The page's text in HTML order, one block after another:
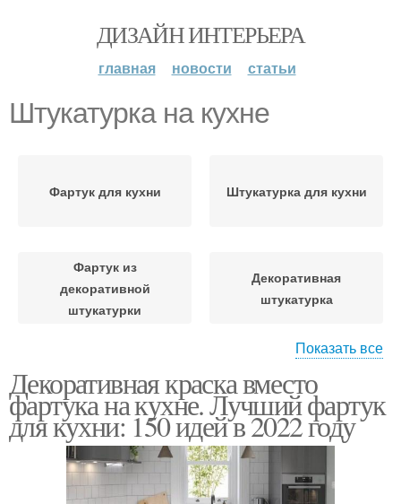
ДИЗАЙН ИНТЕРЬЕРА
главная новости статьи
Штукатурка на кухне
Фартук для кухни Штукатурка для кухни
Фартук из
декоративной
штукатурки
Декоративная
штукатурка
штукатуркой
Штукатурка на стенах
Штукатурки для кухни
Показать все
Декоративная краска вместо
фартука на кухне. Лучший фартук
для кухни: 150 идей в 2022 году